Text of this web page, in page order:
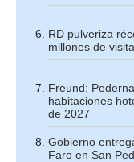
RD pulveriza
millones de
Freund:
habitaciones
de 2027
Gobierno
Faro en San